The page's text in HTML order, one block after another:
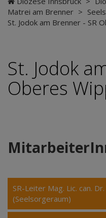
Matrei am Brenner >
St. Jodok am Brenner - SR
St. Jodok
Oberes
SR-Leiter Mag. Lic. can.
(Seelsorgeraum)